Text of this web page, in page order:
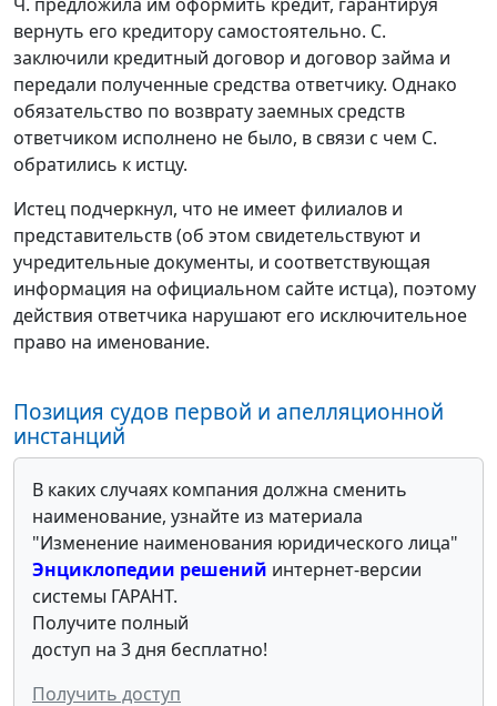
вернуть его кредитору самостоятельно. С.
заключили кредитный договор и договор займа и
передали полученные средства ответчику. Однако
обязательство по возврату заемных средств
ответчиком исполнено не было, в связи с чем С.
обратились к истцу.
Истец подчеркнул, что не имеет филиалов и
представительств (об этом свидетельствуют и
учредительные документы, и соответствующая
информация на официальном сайте истца), поэтому
действия ответчика нарушают его исключительное
право на именование.
Позиция судов первой и апелляционной
инстанций
В каких случаях компания должна сменить
наименование, узнайте из материала
"Изменение наименования юридического лица"
Энциклопедии решений интернет-версии
системы ГАРАНТ.
Получите полный
доступ на 3 дня бесплатно!
Получить доступ